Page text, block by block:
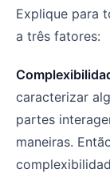
Explique para
a três fatores:
caracterizar
partes
maneiras.